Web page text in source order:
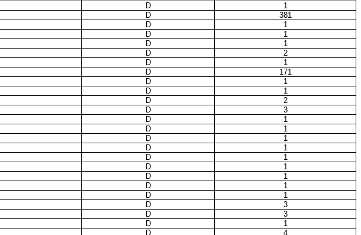
D
1
D
381
D
1
D
1
D
1
D
2
D
1
D
171
D
1
D
1
D
2
D
3
D
1
D
1
D
1
D
1
D
1
D
1
D
1
D
1
D
1
D
3
D
3
D
1
D 4